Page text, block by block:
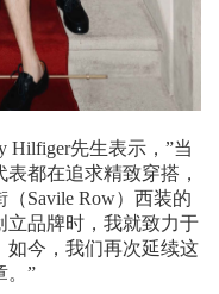
Hilfiger先生表示，”当
都在追求精致穿搭，
Savile Row）西装的
立品牌时，我就致力于
如今，我们再次延续这
。”